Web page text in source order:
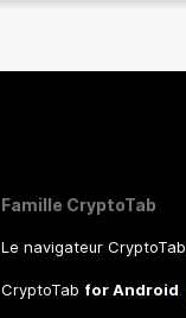
Famille CryptoTab
Le navigateur CryptoTab
CryptoTab for Android